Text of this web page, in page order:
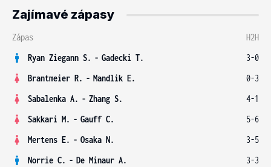
Zajímavé zápasy
Zápas
H2H
Ryan Ziegann S. - Gadecki T.
3-0
Brantmeier R. - Mandlik E.
0-3
Sabalenka A. - Zhang S.
4-1
Sakkari M. - Gauff C.
5-6
Mertens E. - Osaka N.
3-5
Norrie C. - De Minaur A. 3-3